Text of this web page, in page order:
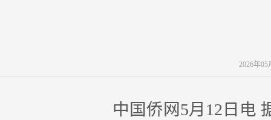
2026年
中国侨网5月12日电